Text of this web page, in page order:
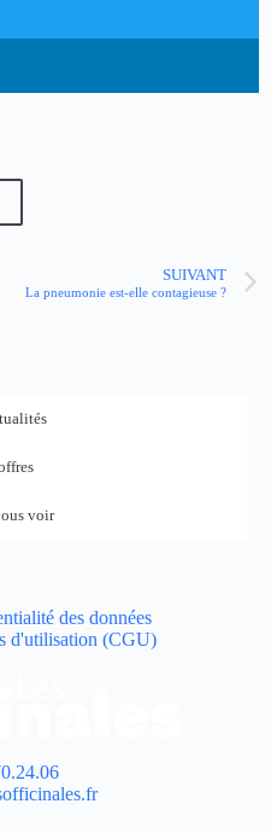
SUIVANT
La pneumonie est-elle contagieuse ?
voir
des données
d'utilisation (CGU)